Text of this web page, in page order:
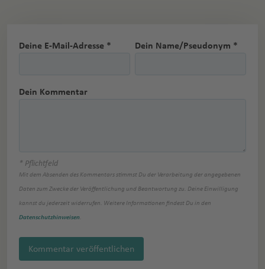
Deine E-Mail-Adresse * Dein Name/Pseudonym *
Dein Kommentar
* Pflichtfeld
Mit dem Absenden des Kommentars stimmst Du der Verarbeitung der angegebenen
Daten zum Zwecke der Veröffentlichung und Beantwortung zu. Deine Einwilligung
kannst du jederzeit widerrufen. Weitere Informationen findest Du in den
Datenschutzhinweisen
Kommentar veröffentlichen